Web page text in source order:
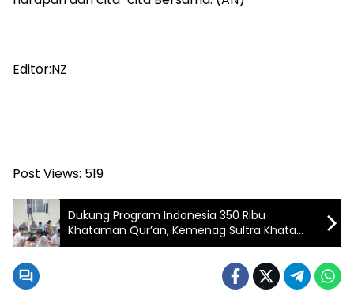
Editor:NZ
Post Views: 519
Dukung Program Indonesia 350 Ribu
Khataman Qur’an, Kemenag Sultra Khatam
4.500 Dalam Semalam di Malam Nuzulul